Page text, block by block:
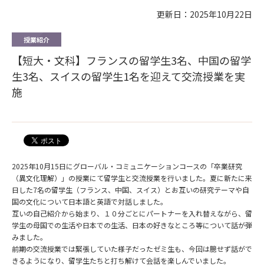
更新日：2025年10月22日
授業紹介
【短大・文科】フランスの留学生3名、中国の留学
生3名、スイスの留学生1名を迎えて交流授業を実
施
2025年10月15日にグローバル・コミュニケーションコースの「卒業研究
（異文化理解）」の授業にて留学生と交流授業を行いました。夏に新たに来
日した7名の留学生（フランス、中国、スイス）とお互いの研究テーマや自
国の文化について日本語と英語で対話しました。
互いの自己紹介から始まり、１０分ごとにパートナーを入れ替えながら、留
学生の母国での生活や日本での生活、日本の好きなところ等について話が弾
みました。
前期の交流授業では緊張していた様子だったゼミ生も、今回は臆せず話がで
きるようになり、留学生たちと打ち解けて会話を楽しんでいました。